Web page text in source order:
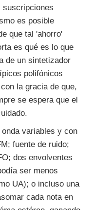
suscripciones
es posible
que tal 'ahorro'
es qué es lo que
de un sintetizador
polifónicos
la gracia de que,
se espera que el
variables y con
fuente de ruido;
dos envolventes
ser menos
UA); o incluso una
cada nota en